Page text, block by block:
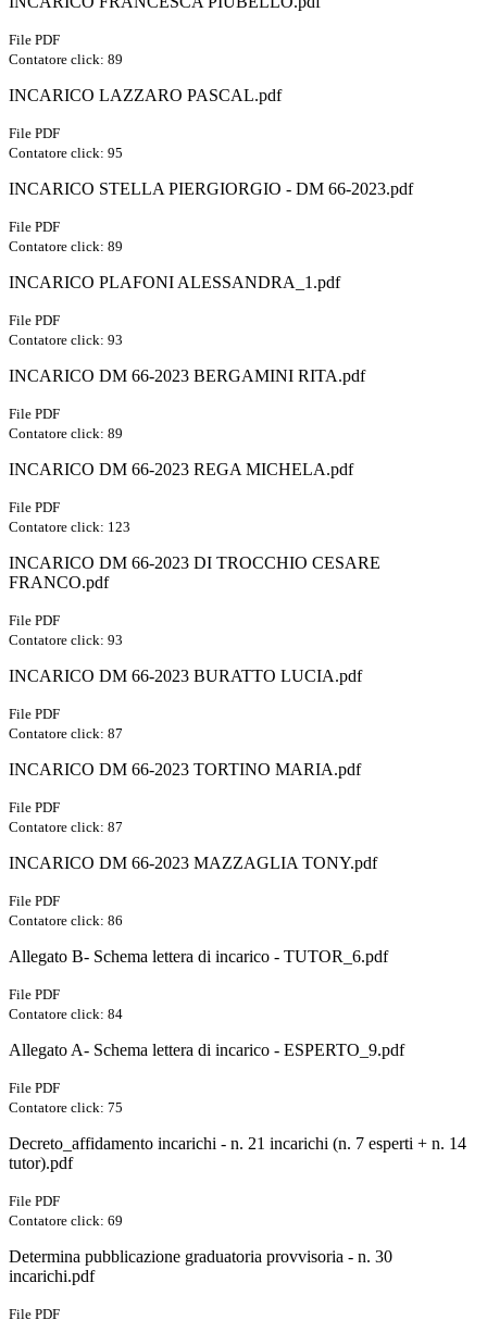
File PDF
Contatore click: 89
INCARICO LAZZARO PASCAL.pdf
File PDF
Contatore click: 95
INCARICO STELLA PIERGIORGIO - DM 66-2023.pdf
File PDF
Contatore click: 89
INCARICO PLAFONI ALESSANDRA_1.pdf
File PDF
Contatore click: 93
INCARICO DM 66-2023 BERGAMINI RITA.pdf
File PDF
Contatore click: 89
INCARICO DM 66-2023 REGA MICHELA.pdf
File PDF
Contatore click: 123
INCARICO DM 66-2023 DI TROCCHIO CESARE
FRANCO.pdf
File PDF
Contatore click: 93
INCARICO DM 66-2023 BURATTO LUCIA.pdf
File PDF
Contatore click: 87
INCARICO DM 66-2023 TORTINO MARIA.pdf
File PDF
Contatore click: 87
INCARICO DM 66-2023 MAZZAGLIA TONY.pdf
File PDF
Contatore click: 86
Allegato B- Schema lettera di incarico - TUTOR_6.pdf
File PDF
Contatore click: 84
Allegato A- Schema lettera di incarico - ESPERTO_9.pdf
File PDF
Contatore click: 75
Decreto_affidamento incarichi - n. 21 incarichi (n. 7 esperti + n. 14
tutor).pdf
File PDF
Contatore click: 69
Determina pubblicazione graduatoria provvisoria - n. 30
incarichi.pdf
File PDF